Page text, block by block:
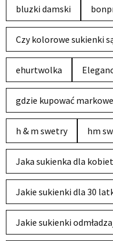
bluzki damski
Czy kolorowe sukienki
ehurtwolka
gdzie kupować
h & m swetry hm
Jaka sukienka dla
Jakie sukienki dla 30
Jakie sukienki